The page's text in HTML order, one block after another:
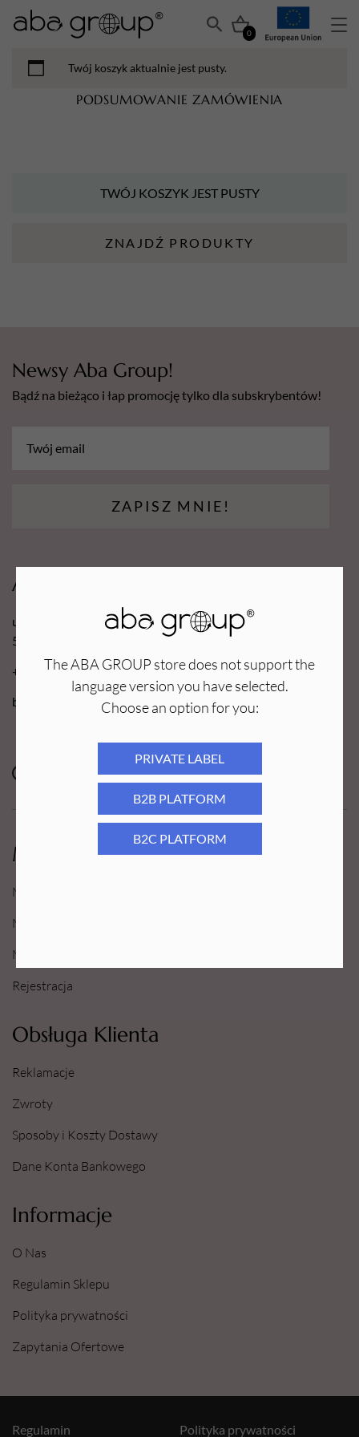
The ABA GROUP store does not support the
language version you have selected.
Choose an option for you:
PRIVATE LABEL
B2B PLATFORM
B2C PLATFORM
0
Twój koszyk aktualnie jest pusty.
PODSUMOWANIE ZAMÓWIENIA
TWÓJ KOSZYK JEST PUSTY
ZNAJDŹ PRODUKTY
Newsy Aba Group!
Bądź na bieżąco i łap promocję tylko dla subskrybentów!
ZAPISZ MNIE!
Moje Konto
Moje konto
Moje Zamówienia
Moje Ulubione
Rejestracja
Obsługa Klienta
Reklamacje
Zwroty
Sposoby i Koszty Dostawy
Dane Konta Bankowego
Informacje
O Nas
Regulamin Sklepu
Polityka prywatności
Zapytania Ofertowe
Aba Group
ul. Robotnicza 70D
53-608 Wrocław
+48 71 727 60 16
bok@e-abagroup.com
Polityka prywatności
Regulamin